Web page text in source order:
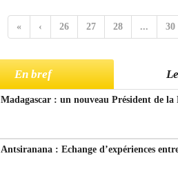
« ‹ 26 27 28 ... 30
En bref
Madagascar : un nouveau Président de
Antsiranana : Echange d’expériences